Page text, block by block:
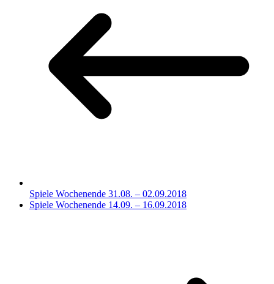
Spiele Wochenende 31.08. – 02.09.2018
Spiele Wochenende 14.09. – 16.09.2018